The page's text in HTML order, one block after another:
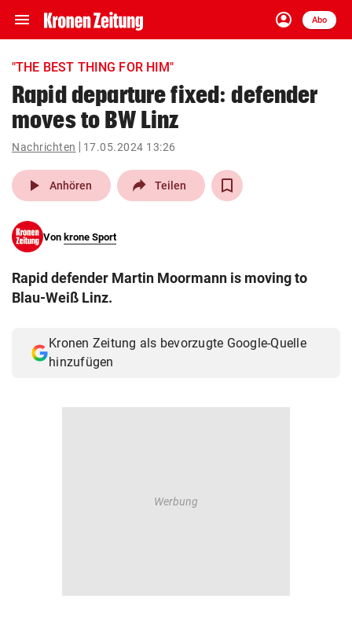
menu Navigation
ein-/ausklappen
account_circle
Anmelden
Abo
close Schließen
account_circle Anmelden
pin_drop
Wien arrow_right
search
eingeben
© Krone Multimedia GmbH & Co KG 2026
"THE BEST THING FOR HIM"
Rapid departure fixed: defender
moves to BW Linz
Nachrichten 17.05.2024 13:26
play_arrow Anhören Teilen
Von krone Sport
Rapid defender Martin Moormann is moving to
Blau-Weiß Linz.
Kronen Zeitung als bevorzugte Google-Quelle
hinzufügen